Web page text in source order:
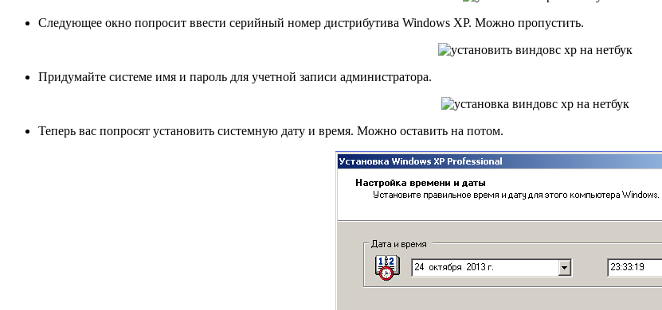
Следующее окно попросит ввести серийный номер дистрибутива Windows XP. Можно пропустить.
Придумайте системе имя и пароль для учетной записи администратора.
Теперь вас попросят установить системную дату и время. Можно оставить на потом.